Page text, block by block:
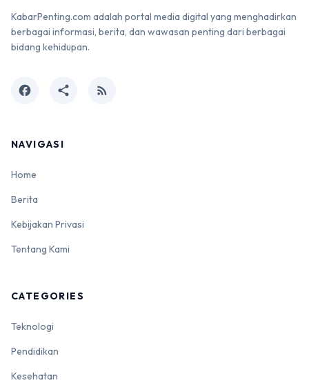
KabarPenting.com adalah portal media digital yang menghadirkan
berbagai informasi, berita, dan wawasan penting dari berbagai
bidang kehidupan.
facebook share rss_feed
NAVIGASI
Home
Berita
Kebijakan Privasi
Tentang Kami
CATEGORIES
Teknologi
Pendidikan
Kesehatan